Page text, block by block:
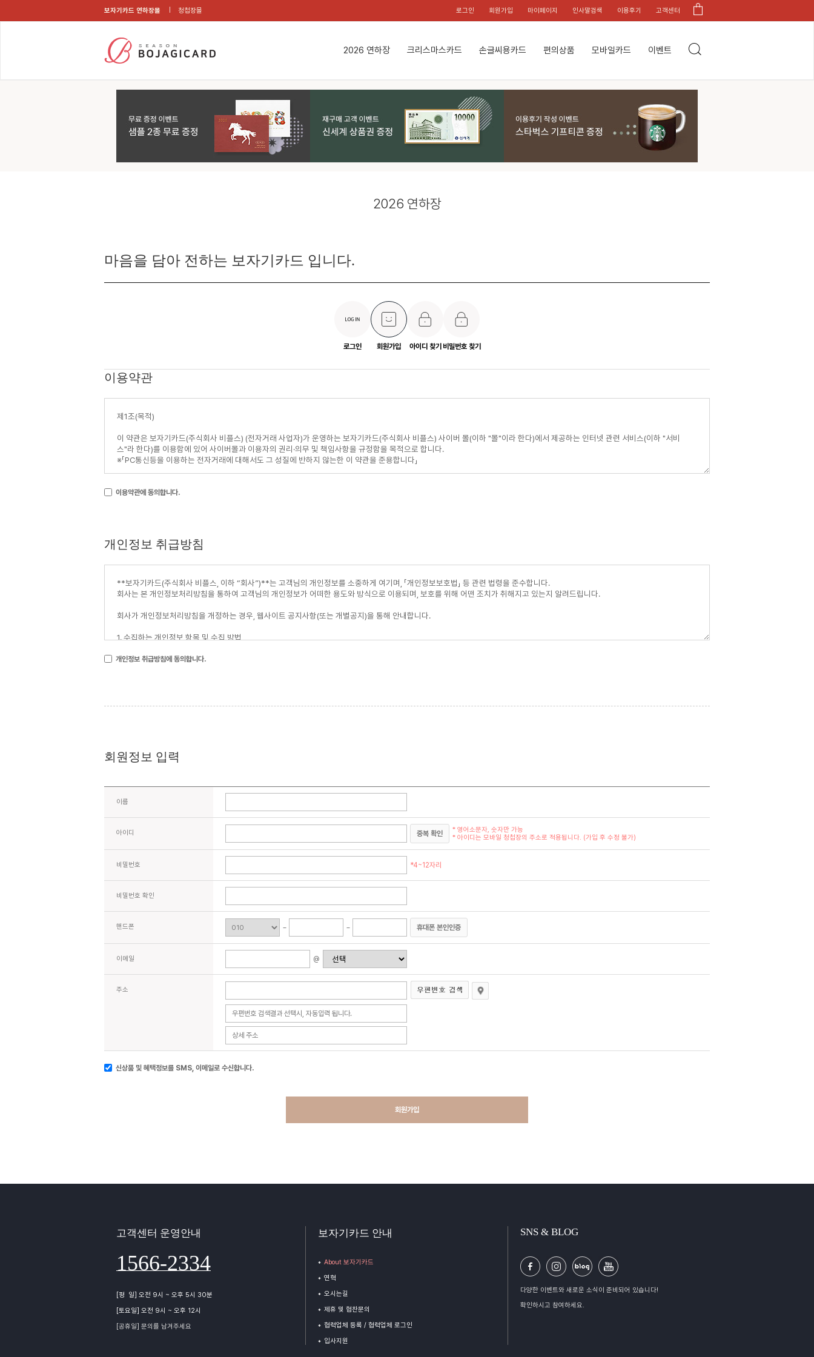
보자기카드 연하장몰 청첩장몰 로그인 회원가입 마이페이지 인사말검색 이용후기 고객센터
2026 연하장 크리스마스카드 손글씨용카드 편의상품 모바일카드 이벤트
2026 연하장
마음을 담아 전하는 보자기카드 입니다.
로그인 회원가입 아이디 찾기 비밀번호 찾기
이용약관
이용약관에 동의합니다.
개인정보 취급방침
개인정보 취급방침에 동의합니다.
회원정보 입력
이름
아이디 중복 확인
* 영어소문자, 숫자만 가능
* 아이디는 모바일 청첩장의 주소로 적용됩니다. (가입 후 수정 불가)
비밀번호 *4~12자리
비밀번호 확인
핸드폰 휴대폰 본인인증
이메일 @
주소
신상품 및 혜택정보를 SMS, 이메일로 수신합니다.
회원가입
고객센터 운영안내
1566-2334
[평 일] 오전 9시 ~ 오후 5시 30분
[토요일] 오전 9시 ~ 오후 12시
[공휴일] 문의를 남겨주세요
보자기카드 안내
About 보자기카드
연혁
오시는길
제휴 및 협찬문의
협력업체 등록 / 협력업체 로그인
입사지원
SNS & BLOG
다양한 이벤트와 새로운 소식이 준비되어 있습니다!
확인하시고 참여하세요.